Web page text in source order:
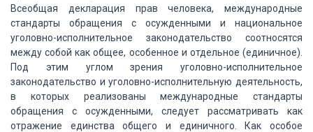
Всеобщая декларация прав человека, международные
стандарты обращения с осужденными и национальное
уголовно-исполнительное законодательство соотносятся
между собой как общее, особенное и отдельное (единичное).
Под этим углом зрения уголовно-исполнительное
законодательство и уголовно-исполнительную деятельность,
в которых реализованы международные стандарты
обращения с осужденными, следует рассматривать как
отражение единства общего и единичного. Как особое